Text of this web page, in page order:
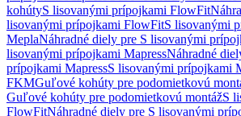
kohútyS lisovanými prípojkami FlowFit
lisovanými prípojkami FlowFitS lisovanými
MeplaNáhradné diely pre S lisovanými
lisovanými prípojkami MapressNáhradné
prípojkami MapressS lisovanými prípojkami
FKMGuľové kohúty pre podomietkovú
Guľové kohúty pre podomietkovú montážS
FlowFitNáhradné diely pre S lisovanými